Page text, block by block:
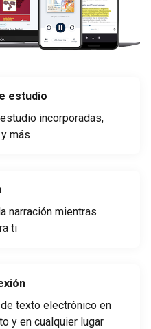
estudio
incorporadas,
más
narración mientras
ti
texto electrónico en
y en cualquier lugar